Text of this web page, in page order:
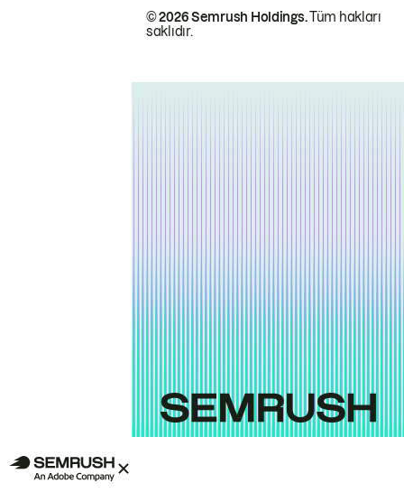
© 2026 Semrush Holdings.Tüm hakları
saklıdır.